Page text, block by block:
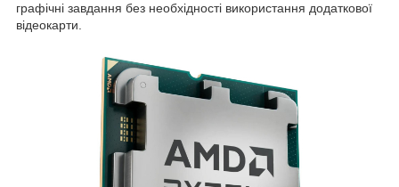
графічні завдання без необхідності використання додаткової
відеокарти.